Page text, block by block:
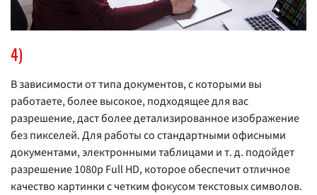
4)
В зависимости от типа документов, с которыми вы
работаете, более высокое, подходящее для вас
разрешение, даст более детализированное изображение
без пикселей. Для работы со стандартными офисными
документами, электронными таблицами и т. д. подойдет
разрешение 1080p Full HD, которое обеспечит отличное
качество картинки с четким фокусом текстовых символов.